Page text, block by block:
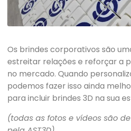
Os brindes corporativos são
estreitar relações e reforçar a
no mercado. Quando
podemos fazer isso ainda
para incluir brindes 3D na sua
(todas as fotos e vídeos são